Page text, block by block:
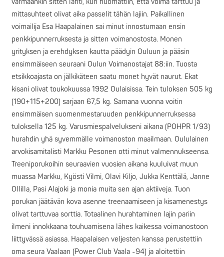
mittasuhteet olivat aika passelit tähän lajiin. Paikallinen
voimailija Esa Haapalainen sai minut innostumaan ensin
penkkipunnerruksesta ja sitten voimanostosta. Monen
yrityksen ja erehdyksen kautta päädyin Ouluun ja pääsin
ensimmäiseen seuraani Oulun Voimanostajat 88:iin. Tuosta
etsikkoajasta on jälkikäteen saatu monet hyvät naurut. Ekat
kisani olivat toukokuussa 1992 Oulaisissa. Tein tuloksen 505 kg
(190+115+200) sarjaan 67,5 kg. Samana vuonna voitin
ensimmäisen suomenmestaruuden penkkipunnerruksessa
tuloksella 125 kg. Varusmiespalvelukseni aikana (POHPR 1/93)
hurahdin yhä syvemmälle voimanoston maailmaan. Oululainen
arvokisamitalisti Markku Pesonen otti minut valmennukseensa.
Treeniporukoihin seuraavien vuosien aikana kuuluivat muun
muassa Markku, Kyösti Vilmi, Olavi Kiljo, Jukka Kenttälä, Janne
Ollilla, Pasi Alajoki ja monia muita sen ajan aktiiveja. Tuon
porukan jäätävän kova asenne treenaamiseen ja kisamenestys
olivat tarttuvaa sorttia. Totaalinen hurahtaminen lajin pariin
ilmeni innokkaana touhuamisena lähes kaikessa voimanostoon
liittyvässä asiassa. Haapalaisen veljesten kanssa perustettiin
oma seura Vaalaan (Power Club Vaala -94) ja aloitettiin